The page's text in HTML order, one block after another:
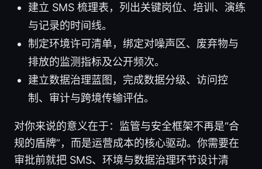
建立 SMS 梳理表，列出关键岗位、培训、演练
与记录的时间线。
制定环境许可清单，绑定对噪声区、废弃物与
排放的监测指标及公开频次。
建立数据治理蓝图，完成数据分级、访问控
制、审计与跨境传输评估。
对你来说的意义在于：监管与安全框架不再是“合
规的盾牌”，而是运营成本的核心驱动。你需要在
审批前就把 SMS、环境与数据治理环节设计清